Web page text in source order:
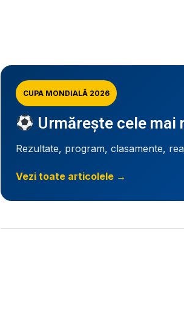
CUPA MONDIALĂ 2026
Urmărește cele mai
Rezultate, program, clasamente,
Vezi toate articolele →